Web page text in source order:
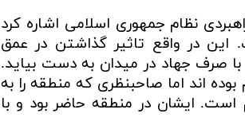
نظام جمهوری اسلامی اشاره کرد
در واقع تاثیر گذاشتن در عمق
صرف جهاد در میدان به دست بیاید.
اند اما صاحبنظری که منطقه را به
ایشان در منطقه حاضر بود و با